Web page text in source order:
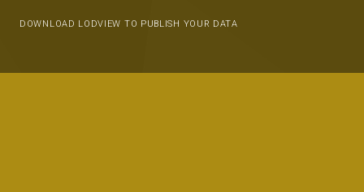
DOWNLOAD LODVIEW TO PUBLISH YOUR DATA